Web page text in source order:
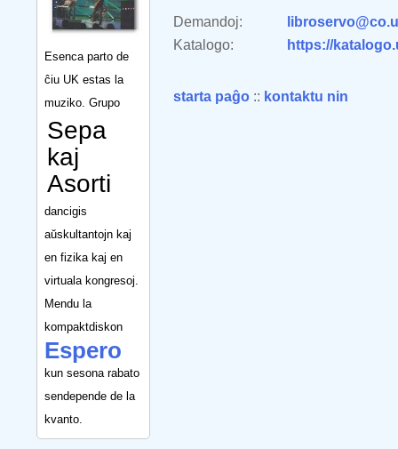
Esenca parto de
ĉiu UK estas la
muziko. Grupo
Sepa
kaj
Asorti
dancigis
aŭskultantojn kaj
en fizika kaj en
virtuala kongresoj.
Mendu la
kompaktdiskon
Espero
kun sesona rabato
sendepende de la
kvanto.
Demandoj:
Katalogo:
https://
starta paĝo :: kontaktu nin